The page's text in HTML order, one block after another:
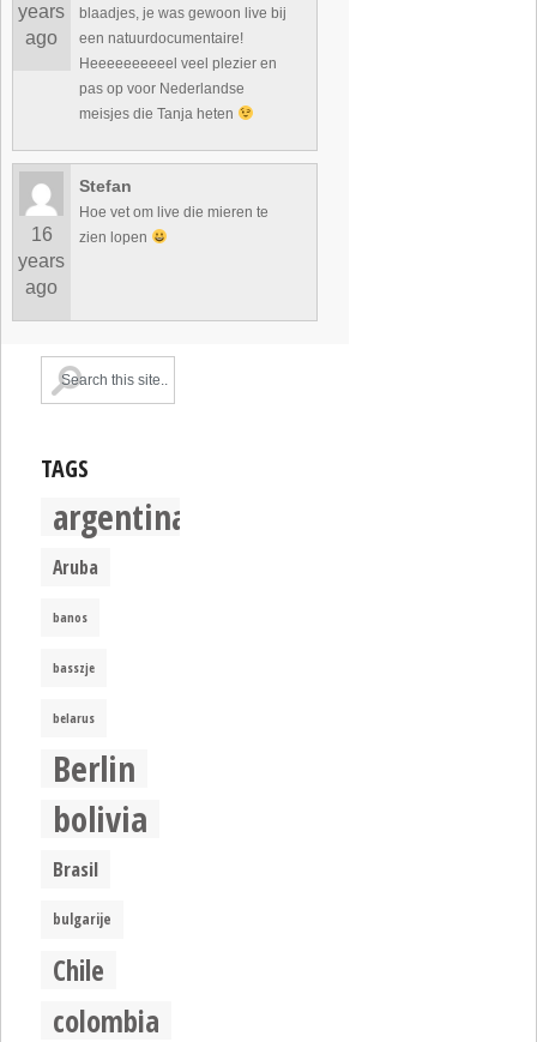
years
ago
blaadjes, je was gewoon live bij
een natuurdocumentaire!
Heeeeeeeeeel veel plezier en
pas op voor Nederlandse
meisjes die Tanja heten
16
years
ago
Stefan
Hoe vet om live die mieren te
zien lopen
TAGS
argentina
Aruba
banos
basszje
belarus
Berlin
bolivia
Brasil
bulgarije
Chile
colombia